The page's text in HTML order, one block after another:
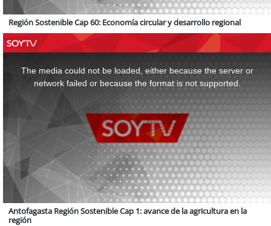
Región Sostenible Cap 60: Economía circular y desarrollo regional
The media could not be loaded, either because the server or
network failed or because the format is not supported.
Antofagasta Región Sostenible Cap 1: avance de la agricultura en la
región